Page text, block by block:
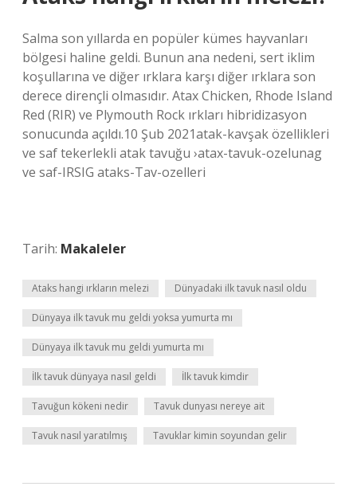
Salma son yıllarda en popüler kümes hayvanları
bölgesi haline geldi. Bunun ana nedeni, sert iklim
koşullarına ve diğer ırklara karşı diğer ırklara son
derece dirençli olmasıdır. Atax Chicken, Rhode Island
Red (RIR) ve Plymouth Rock ırkları hibridizasyon
sonucunda açıldı.10 Şub 2021atak-kavşak özellikleri
ve saf tekerlekli atak tavuğu ›atax-tavuk-ozelunag
ve saf-IRSIG ataks-Tav-ozelleri
Tarih: Makaleler
Ataks hangi ırkların melezi Dünyadaki ilk tavuk nasıl oldu
Dünyaya ilk tavuk mu geldi yoksa yumurta mı
Dünyaya ilk tavuk mu geldi yumurta mı
İlk tavuk dünyaya nasıl geldi İlk tavuk kimdir
Tavuğun kökeni nedir Tavuk dunyası nereye ait
Tavuk nasıl yaratılmış Tavuklar kimin soyundan gelir